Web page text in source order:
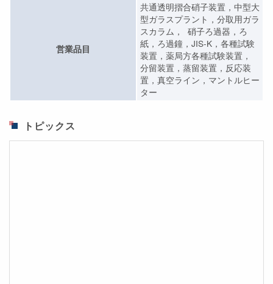
営業品目
共通透明摺合硝子装置，中型大
型ガラスプラント，分取用ガラ
スカラム， 硝子ろ過器，ろ
紙，ろ過鐘，JIS-K，各種試験
装置，薬局方各種試験装置，
分留装置，蒸留装置，反応装
置，真空ライン，マントルヒー
ター
トピックス